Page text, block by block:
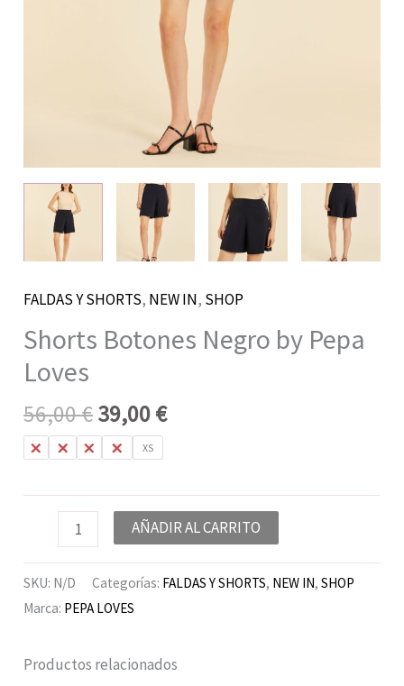
FALDAS Y SHORTS, NEW IN, SHOP
Shorts Botones Negro by Pepa
Loves
56,00€39,00€
L M S XL XS
AÑADIR AL CARRITO
SKU: N/D Categorías: FALDAS Y SHORTS, NEW IN,SHOP
Marca: PEPA LOVES
Productos relacionados